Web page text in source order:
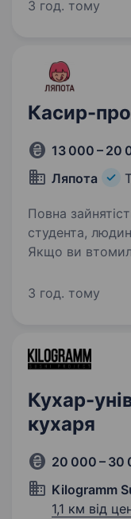
Дотримання
3 год. тому
Касир-
13 000 – 20
Ляпота
Повна
студента,
Якщо ви
ідеально
вільні…
3 год. тому
Кухар-
кухаря
20 000 – 30
Kilogramm
1,1 км від